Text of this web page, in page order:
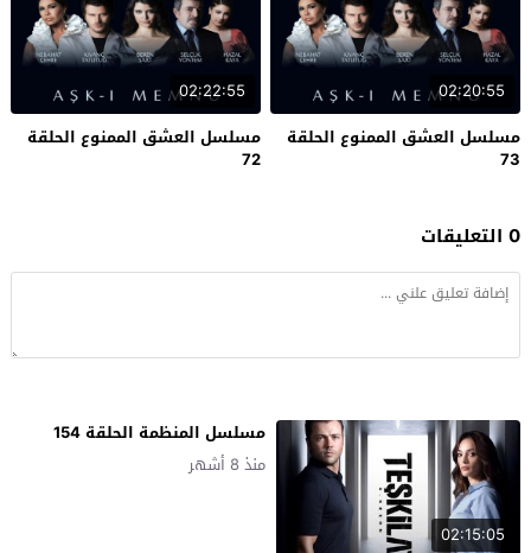
02:20:55
مسلسل العشق الممنوع الحلقة
73
02:22:55
مسلسل العشق الممنوع الحلقة
72
0 التعليقات
02:15:05
مسلسل المنظمة الحلقة 154
منذ 8 أشهر